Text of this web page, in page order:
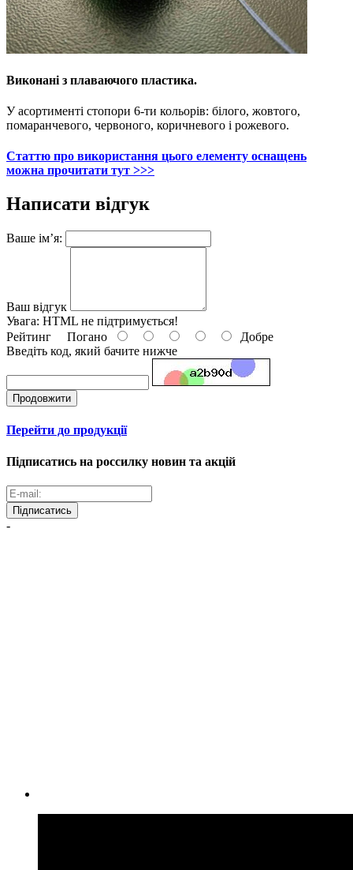
Виконані з плаваючого пластика.
У асортименті стопори 6-ти кольорів: білого, жовтого,
помаранчевого, червоного, коричневого і рожевого.
Статтю про використання цього елементу оснащень
можна прочитати тут >>>
Написати відгук
Ваше ім’я:
Ваш відгук
Увага: HTML не підтримується!
Рейтинг Погано
Добре
Введіть код, який бачите нижче
Продовжити
Перейти до продукції
Підписатись на россилку новин та акцій
Підписатись
-